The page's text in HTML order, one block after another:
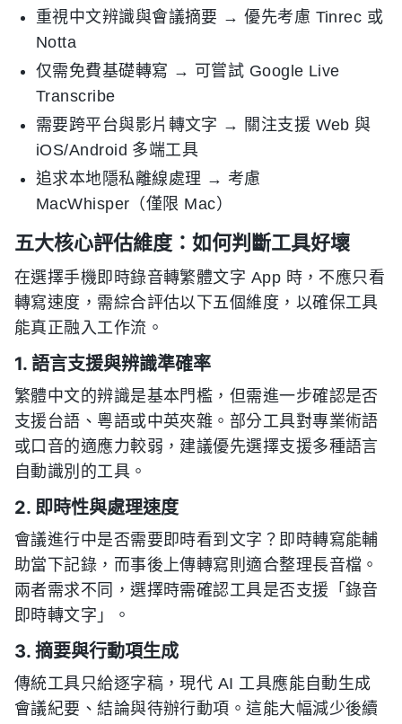
重視中文辨識與會議摘要 → 優先考慮 Tinrec 或
Notta
仅需免費基礎轉寫 → 可嘗試 Google Live
Transcribe
需要跨平台與影片轉文字 → 關注支援 Web 與
iOS/Android 多端工具
追求本地隱私離線處理 → 考慮
MacWhisper（僅限 Mac）
五大核心評估維度：如何判斷工具好壞
在選擇手機即時錄音轉繁體文字 App 時，不應只看
轉寫速度，需綜合評估以下五個維度，以確保工具
能真正融入工作流。
1. 語言支援與辨識準確率
繁體中文的辨識是基本門檻，但需進一步確認是否
支援台語、粵語或中英夾雜。部分工具對專業術語
或口音的適應力較弱，建議優先選擇支援多種語言
自動識別的工具。
2. 即時性與處理速度
會議進行中是否需要即時看到文字？即時轉寫能輔
助當下記錄，而事後上傳轉寫則適合整理長音檔。
兩者需求不同，選擇時需確認工具是否支援「錄音
即時轉文字」。
3. 摘要與行動項生成
傳統工具只給逐字稿，現代 AI 工具應能自動生成
會議紀要、結論與待辦行動項。這能大幅減少後續